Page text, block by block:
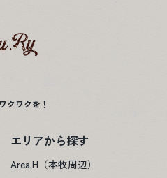
クワクを！
エリアから探す
Area.H（本牧周辺）